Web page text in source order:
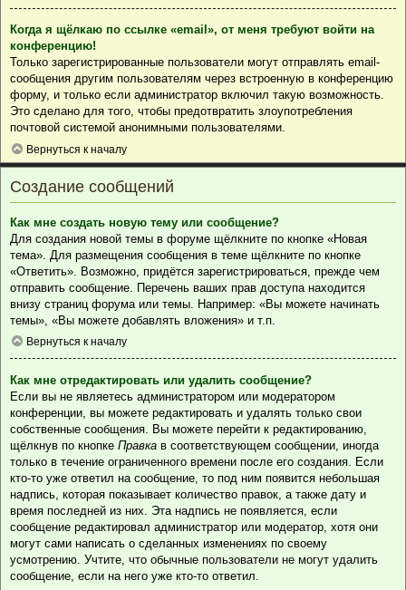
Когда я щёлкаю по ссылке «email», от меня требуют войти на
конференцию!
Только зарегистрированные пользователи могут отправлять email-
сообщения другим пользователям через встроенную в конференцию
форму, и только если администратор включил такую возможность.
Это сделано для того, чтобы предотвратить злоупотребления
почтовой системой анонимными пользователями.
Вернуться к началу
Создание сообщений
Как мне создать новую тему или сообщение?
Для создания новой темы в форуме щёлкните по кнопке «Новая
тема». Для размещения сообщения в теме щёлкните по кнопке
«Ответить». Возможно, придётся зарегистрироваться, прежде чем
отправить сообщение. Перечень ваших прав доступа находится
внизу страниц форума или темы. Например: «Вы можете начинать
темы», «Вы можете добавлять вложения» и т.п.
Вернуться к началу
Как мне отредактировать или удалить сообщение?
Если вы не являетесь администратором или модератором
конференции, вы можете редактировать и удалять только свои
собственные сообщения. Вы можете перейти к редактированию,
щёлкнув по кнопке Правка в соответствующем сообщении, иногда
только в течение ограниченного времени после его создания. Если
кто-то уже ответил на сообщение, то под ним появится небольшая
надпись, которая показывает количество правок, а также дату и
время последней из них. Эта надпись не появляется, если
сообщение редактировал администратор или модератор, хотя они
могут сами написать о сделанных изменениях по своему
усмотрению. Учтите, что обычные пользователи не могут удалить
сообщение, если на него уже кто-то ответил.